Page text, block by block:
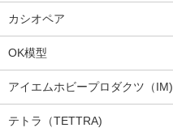
カシオペア
OK模型
アイエムホビープロダクツ（IM)
テトラ（TETTRA)